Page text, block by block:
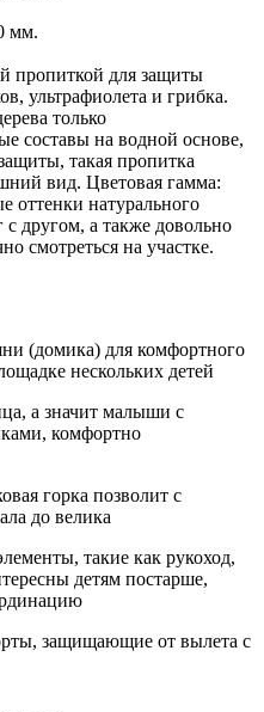
мм.
пропиткой для защиты
ультрафиолета и грибка.
только
составы на водной основе,
такая пропитка
вид. Цветовая гамма:
оттенки натурального
с другом, а также довольно
смотреться на участке.
(домика) для комфортного
нескольких детей
а значит малыши с
комфортно
горка позволит с
до велика
такие как рукоход,
детям постарше,
защищающие от вылета с